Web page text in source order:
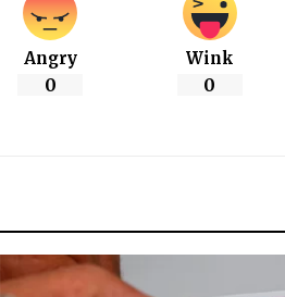
Angry
0
Wink
0